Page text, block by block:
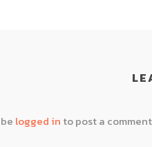
logged in to post a